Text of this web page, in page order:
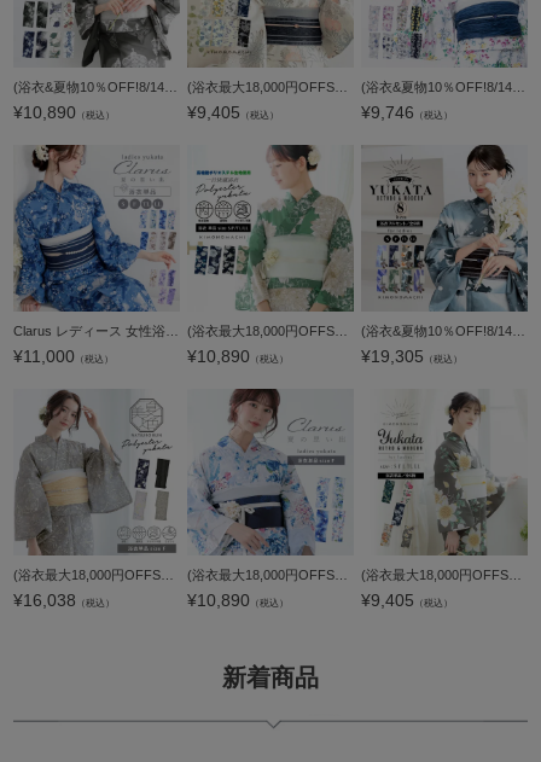
¥10,890 （税込） ¥9,405 （税込）
(浴衣&夏物10％OFF!8/14迄)接触冷感 夏色美人 浴衣 レディース 女性浴衣単品「玻璃玉・向日葵・百花繚乱・檸檬」F/フリーサイズ 綿 UV加工 大人可愛い きもの町オリジナル 女性用浴衣 ゆかた yukata【メール便不可】
¥9,746 （税込）
¥11,000 （税込） ¥10,890 （税込）
(浴衣&夏物10％OFF!8/14迄)浴衣 セット レディース 大人 浴衣セット はじめての浴衣フルセット（浴衣＋半幅帯＋下駄＋着付け小物一式）「貝殻・アガパンサス・ゆらぎ金魚・天の川」S/F/TL/LLサイズ 綿 きもの町オリ
¥19,305 （税込）
¥16,038 （税込） ¥10,890 （税込）
(浴衣最大18,000円OFFSALE8/13迄)浴衣 レディース 大人可愛い 女性浴衣単品「檸檬・八重椿・クレマチス」S/F/TL/LLサイズ 綿 きもの町オリジナル 個性的 レトロモダン 花火大会 夏祭り 女性用浴衣 ゆかた yukata【メ
¥9,405 （税込）
新着商品